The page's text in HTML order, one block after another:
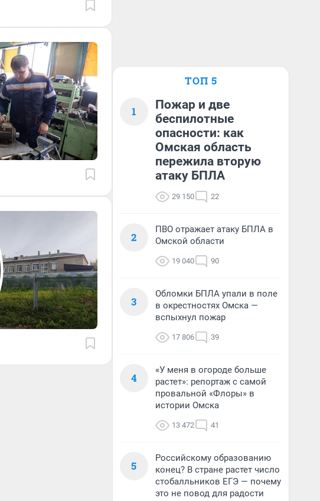
ТОП 5
1
Пожар и две
беспилотные
опасности: как
Омская область
пережила вторую
атаку БПЛА
29 150 22
2
ПВО отражает атаку БПЛА в
Омской области
19 040 90
3
Обломки БПЛА упали в поле
в окрестностях Омска —
вспыхнул пожар
17 806 39
4
«У меня в огороде больше
растет»: репортаж с самой
провальной «Флоры» в
истории Омска
13 472 41
5
Российскому образованию
конец? В стране растет число
стобалльников ЕГЭ — почему
это не повод для радости